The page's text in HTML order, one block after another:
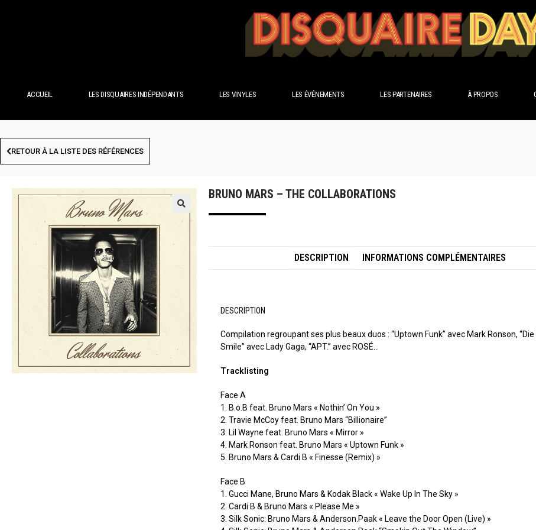
ACCUEIL LES DISQUAIRES INDÉPENDANTS LES VINYLES LES ÉVÉNEMENTS LES PARTENAIRES À PROPOS
RETOUR À LA LISTE DES RÉFÉRENCES
BRUNO MARS – THE COLLABORATIONS
DESCRIPTION INFORMATIONS COMPLÉMENTAIRES
DESCRIPTION
Compilation regroupant ses plus beaux duos : “Uptown Funk” avec Mark Ronson, “Die
Smile” avec Lady Gaga, “APT.” avec ROSÉ…
Tracklisting
Face A
1. B.o.B feat. Bruno Mars « Nothin’ On You »
2. Travie McCoy feat. Bruno Mars “Billionaire”
3. Lil Wayne feat. Bruno Mars « Mirror »
4. Mark Ronson feat. Bruno Mars « Uptown Funk »
5. Bruno Mars & Cardi B « Finesse (Remix) »
Face B
1. Gucci Mane, Bruno Mars & Kodak Black « Wake Up In The Sky »
2. Cardi B & Bruno Mars « Please Me »
3. Silk Sonic: Bruno Mars & Anderson.Paak « Leave the Door Open (Live) »